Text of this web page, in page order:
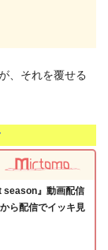
、それを覆せる
season』動画配信
ら配信でイッキ見